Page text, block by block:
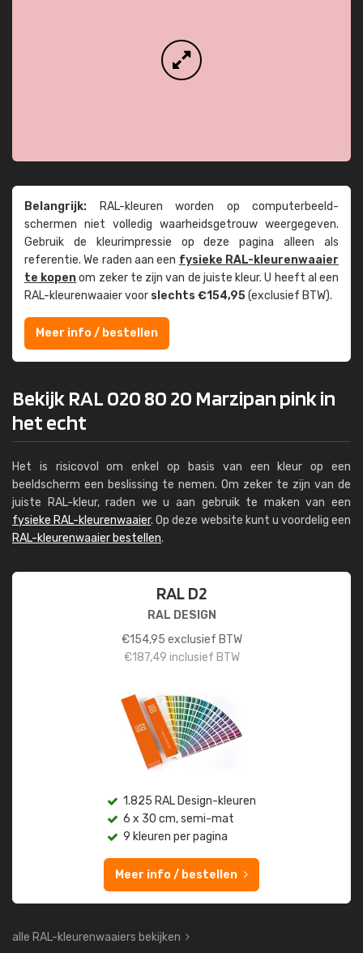
Belangrijk: RAL-kleuren worden op computer­beeld­
schermen niet volledig waarheids­­getrouw weer­gegeven.
Gebruik de kleur­impressie op deze pagina alleen als
referentie. We raden aan een fysieke RAL-kleuren­waaier
te kopenom zeker te zijn van de juiste kleur. U heeft al een
RAL-kleuren­waaier voor slechts €154,95(exclusief BTW).
Meer info / bestellen
Bekijk RAL 020 80 20 Marzipan pink in
het echt
Het is risicovol om enkel op basis van een kleur op een
beeldscherm een beslissing te nemen. Om zeker te zijn van de
juiste RAL-kleur, raden we u aan gebruik te maken van een
fysieke RAL-kleurenwaaier. Op deze website kunt u voordelig een
RAL-kleurenwaaier bestellen.
RAL D2
RAL DESIGN
€154,95 exclusief BTW
€187,49 inclusief BTW
1.825 RAL Design-kleuren
6 x 30 cm, semi-mat
9 kleuren per pagina
Meer info / bestellen
alle RAL-kleurenwaaiers bekijken